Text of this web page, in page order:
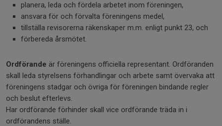
planera, leda och fördela arbetet inom föreningen,
ansvara för och förvalta föreningens medel,
tillställa revisorerna räkenskaper m.m. enligt punkt 23, och
förbereda årsmötet.
Ordförande är föreningens officiella representant. Ordföranden
skall leda styrelsens förhandlingar och arbete samt övervaka att
föreningens stadgar och övriga för föreningen bindande regler
och beslut efterlevs.
Har ordförande förhinder skall vice ordförande träda in i
ordförandens ställe.